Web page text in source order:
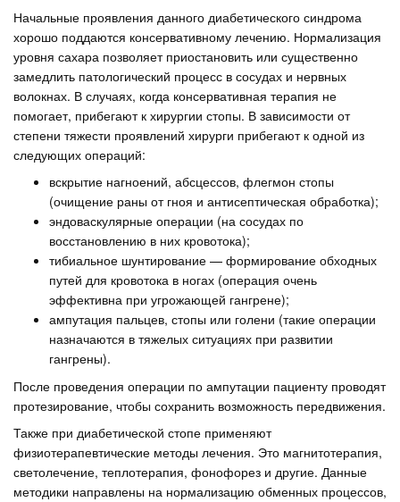
Начальные проявления данного диабетического синдрома
хорошо поддаются консервативному лечению. Нормализация
уровня сахара позволяет приостановить или существенно
замедлить патологический процесс в сосудах и нервных
волокнах. В случаях, когда консервативная терапия не
помогает, прибегают к хирургии стопы. В зависимости от
степени тяжести проявлений хирурги прибегают к одной из
следующих операций:
вскрытие нагноений, абсцессов, флегмон стопы
(очищение раны от гноя и антисептическая обработка);
эндоваскулярные операции (на сосудах по
восстановлению в них кровотока);
тибиальное шунтирование — формирование обходных
путей для кровотока в ногах (операция очень
эффективна при угрожающей гангрене);
ампутация пальцев, стопы или голени (такие операции
назначаются в тяжелых ситуациях при развитии
гангрены).
После проведения операции по ампутации пациенту проводят
протезирование, чтобы сохранить возможность передвижения.
Также при диабетической стопе применяют
физиотерапевтические методы лечения. Это магнитотерапия,
светолечение, теплотерапия, фонофорез и другие. Данные
методики направлены на нормализацию обменных процессов,